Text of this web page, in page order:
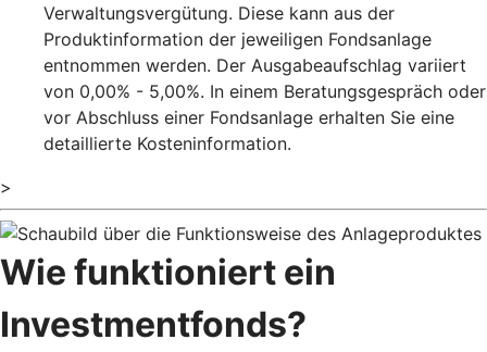
Verwaltungsvergütung. Diese kann aus der
Produktinformation der jeweiligen Fondsanlage
entnommen werden. Der Ausgabeaufschlag variiert
von 0,00% - 5,00%. In einem Beratungsgespräch oder
vor Abschluss einer Fondsanlage erhalten Sie eine
detaillierte Kosteninformation.
>
Wie funktioniert ein
Investmentfonds?